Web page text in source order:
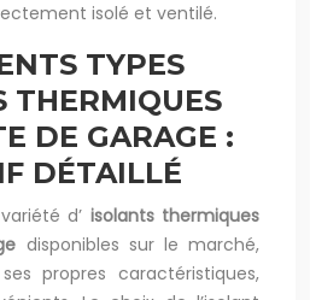
isolé et ventilé.
TYPES
THERMIQUES
DE GARAGE :
DÉTAILLÉ
d’ isolants thermiques
disponibles sur le marché,
propres caractéristiques,